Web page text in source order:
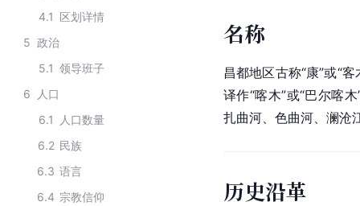
4.1 区划详情
5 政治
5.1 领导班子
6
人口
6.1
人口数量
6.2 民族
6.3 语言
6.4 宗教信仰
名称
昌都地区古称“康”或“客
译作“喀木”或“巴尔喀
扎曲河 、色曲河、 澜沧
历史沿革